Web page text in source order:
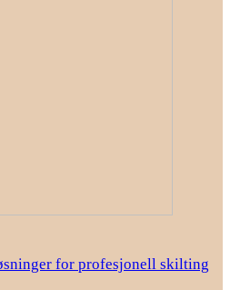
for profesjonell skilting